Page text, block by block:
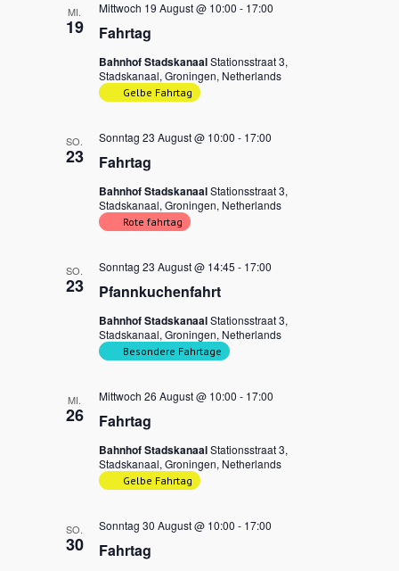
MI.
19 Fahrtag
Mittwoch 19 August @ 10:00 - 17:00
Bahnhof StadskanaalStationsstraat 3,
Stadskanaal, Groningen, Netherlands
Gelbe Fahrtag
SO.
23 Fahrtag
Sonntag 23 August @ 10:00 - 17:00
Bahnhof StadskanaalStationsstraat 3,
Stadskanaal, Groningen, Netherlands
Rote fahrtag
SO.
23 Pfannkuchenfahrt
Sonntag 23 August @ 14:45 - 17:00
Bahnhof StadskanaalStationsstraat 3,
Stadskanaal, Groningen, Netherlands
Besondere Fahrtage
MI.
26 Fahrtag
Mittwoch 26 August @ 10:00 - 17:00
Bahnhof StadskanaalStationsstraat 3,
Stadskanaal, Groningen, Netherlands
Gelbe Fahrtag
SO.
30 Fahrtag
Sonntag 30 August @ 10:00 - 17:00